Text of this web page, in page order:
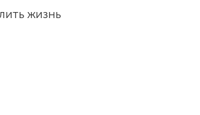
жизнь